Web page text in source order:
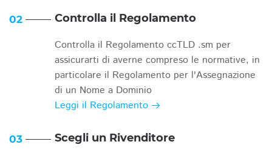
02 Controlla il Regolamento
Controlla il Regolamento ccTLD .sm per
assicurarti di averne compreso le normative, in
particolare il Regolamento per l'Assegnazione
di un Nome a Dominio
Leggi il Regolamento
03 Scegli un Rivenditore